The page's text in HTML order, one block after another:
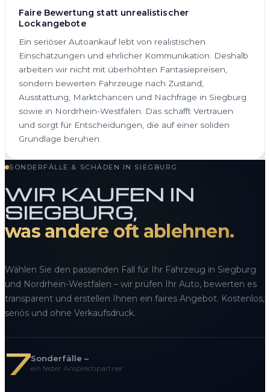
Faire Bewertung statt unrealistischer
Lockangebote
Ein seriöser Autoankauf lebt von realistischen
Einschätzungen und ehrlicher Kommunikation. Deshalb
arbeiten wir nicht mit überhöhten Fantasiepreisen,
sondern bewerten Fahrzeuge nach Zustand,
Ausstattung, Marktchancen und Nachfrage in Siegburg
sowie in Nordrhein-Westfalen. Das schafft Vertrauen
und sorgt für Entscheidungen, die auf einer soliden
Grundlage beruhen.
SONDERFÄLLE & SCHÄDEN IN SIEGBURG
WIR KAUFEN IN
SIEGBURG,
was andere oft ablehnen.
Wählen Sie den passenden Fall für Ihr Fahrzeug in Siegburg
und Nordrhein-Westfalen – wir prüfen Ihr Auto, bewerten es
transparent und erstellen Ihnen ein faires Angebot. Kostenlos,
seriös und ohne Verkaufsdruck.
7Sonderfälle –
ein fester Ansprechpartner